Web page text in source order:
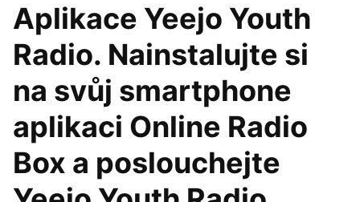
Aplikace Yeejo Youth
Radio. Nainstalujte si
na svůj smartphone
aplikaci Online Radio
Box a poslouchejte